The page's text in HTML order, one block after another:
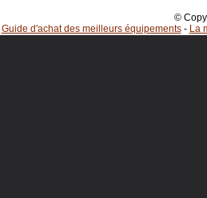
©
Guide d'achat des meilleurs équipements- La